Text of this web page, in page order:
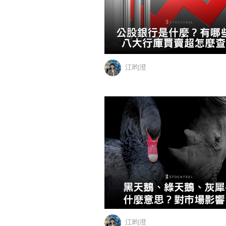
江昀澄
江昀澄